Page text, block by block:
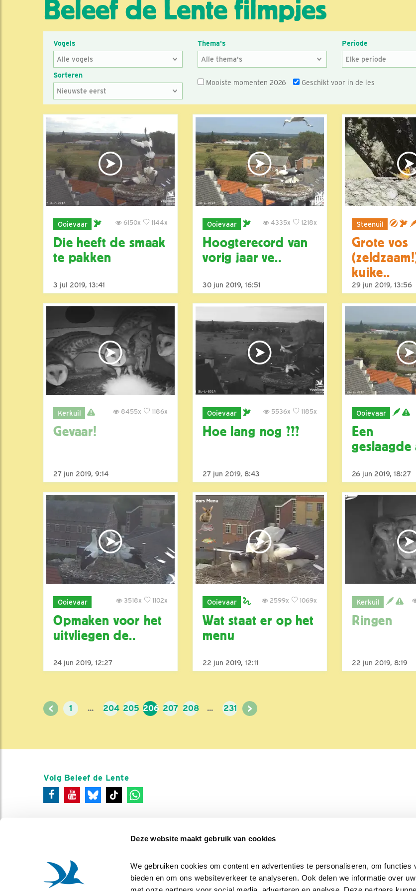
Deze website maakt gebruik van cookies
We gebruiken cookies om content en advertenties te personaliseren, om functies
bieden en om ons websiteverkeer te analyseren. Ook delen we informatie over
Beleef de Lente filmpjes
Vogels Thema's Periode
Sorteren
Mooiste momenten 2026 Geschikt voor in de les
Ooievaar 1144x
6150x
Die heeft de smaak
te pakken
3 jul 2019, 13:41
Ooievaar 1218x
4335x
Hoogterecord van
vorig jaar ve..
30 jun 2019, 16:51
Steenuil
Grote vos
kuike..
29 jun 2019, 13:56
Kerkuil 1186x
8455x
Gevaar!
27 jun 2019, 9:14
Ooievaar 1185x
5536x
Hoe lang nog ???
27 jun 2019, 8:43
Ooievaar
Een
geslaagde
26 jun 2019, 18:27
Ooievaar 1102x
3518x
Opmaken voor het
uitvliegen de..
24 jun 2019, 12:27
Ooievaar 1069x
2599x
Wat staat er op het
menu
22 jun 2019, 12:11
Kerkuil
Ringen
22 jun 2019, 8:19
< 1 ... 204 205 206 207 208 ... 231 >
Volg Beleef de Lente